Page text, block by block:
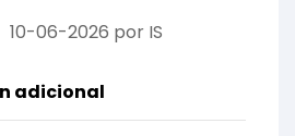
10-06-2026 por IS
adicional